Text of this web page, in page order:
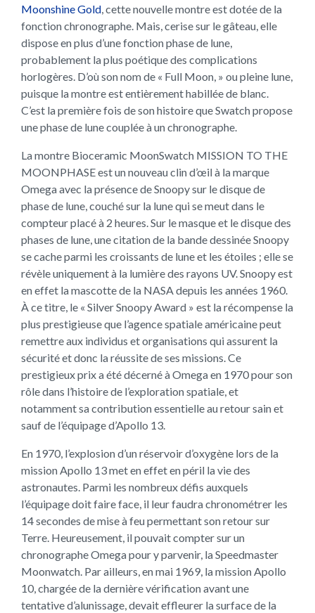
Moonshine Gold, cette nouvelle montre est dotée de la
fonction chronographe. Mais, cerise sur le gâteau, elle
dispose en plus d’une fonction phase de lune,
probablement la plus poétique des complications
horlogères. D’où son nom de « Full Moon, » ou pleine lune,
puisque la montre est entièrement habillée de blanc.
C’est la première fois de son histoire que Swatch propose
une phase de lune couplée à un chronographe.
La montre Bioceramic MoonSwatch MISSION TO THE
MOONPHASE est un nouveau clin d’œil à la marque
Omega avec la présence de Snoopy sur le disque de
phase de lune, couché sur la lune qui se meut dans le
compteur placé à 2 heures. Sur le masque et le disque des
phases de lune, une citation de la bande dessinée Snoopy
se cache parmi les croissants de lune et les étoiles ; elle se
révèle uniquement à la lumière des rayons UV. Snoopy est
en effet la mascotte de la NASA depuis les années 1960.
À ce titre, le « Silver Snoopy Award » est la récompense la
plus prestigieuse que l’agence spatiale américaine peut
remettre aux individus et organisations qui assurent la
sécurité et donc la réussite de ses missions. Ce
prestigieux prix a été décerné à Omega en 1970 pour son
rôle dans l’histoire de l’exploration spatiale, et
notamment sa contribution essentielle au retour sain et
sauf de l’équipage d’Apollo 13.
En 1970, l’explosion d’un réservoir d’oxygène lors de la
mission Apollo 13 met en effet en péril la vie des
astronautes. Parmi les nombreux défis auxquels
l’équipage doit faire face, il leur faudra chronométrer les
14 secondes de mise à feu permettant son retour sur
Terre. Heureusement, il pouvait compter sur un
chronographe Omega pour y parvenir, la Speedmaster
Moonwatch. Par ailleurs, en mai 1969, la mission Apollo
10, chargée de la dernière vérification avant une
tentative d’alunissage, devait effleurer la surface de la